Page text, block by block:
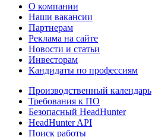
О компании
Наши вакансии
Партнерам
Реклама на сайте
Новости и статьи
Инвесторам
Кандидаты по профессиям
Производственный календарь
Требования к ПО
Безопасный HeadHunter
HeadHunter API
Поиск работы